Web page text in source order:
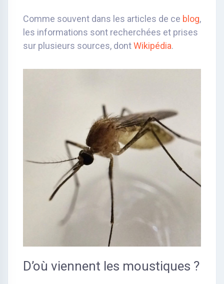
Comme souvent dans les articles de ce blog,
les informations sont recherchées et prises
sur plusieurs sources, dontWikipédia.
D’où viennent les moustiques ?